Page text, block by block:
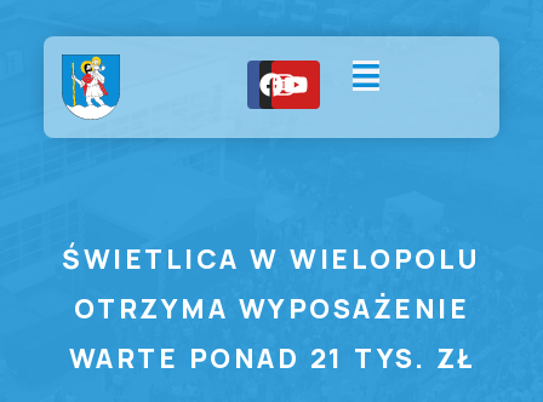
ŚWIETLICA W WIELOPOLU
OTRZYMA WYPOSAŻENIE
WARTE PONAD 21 TYS. ZŁ